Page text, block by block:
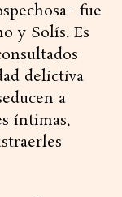
fue
y Solís. Es
delictiva
a
íntimas,